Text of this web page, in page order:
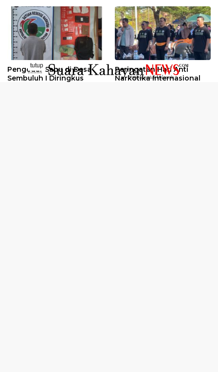
Pengedar Sabu di Desa
Sembuluh I Diringkus
Peringatan Hari Anti
Narkotika Internasional
tutup
..........